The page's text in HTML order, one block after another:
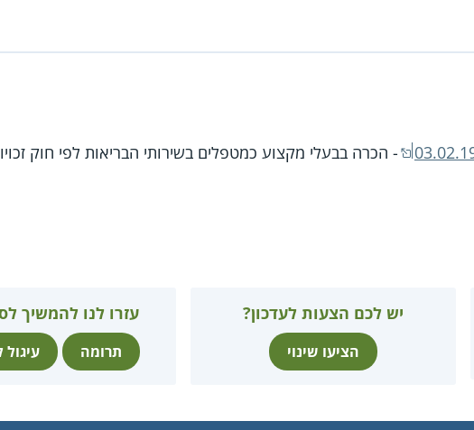
- הכרה בבעלי מקצוע כמטפלים בשירותי הבריאות לפי חוק
יש לכם הצעות לעדכון?
הציעו שינוי
עזרו לנו להמשיך
תרומה עיגול